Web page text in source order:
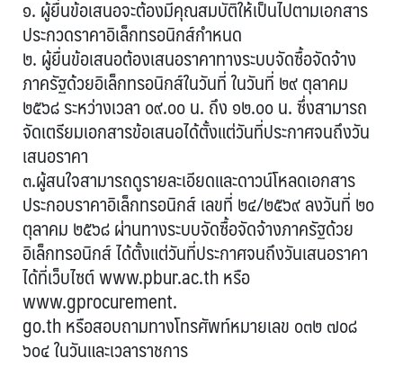
๑. ผู้ยื่นข้อเสนอจะต้องมีคุณสมบัติให้เป็นไปตามเอกสาร
ประกวดราคาอิเล็กทรอนิกส์กำหนด
๒. ผู้ยื่นข้อเสนอต้องเสนอราคาทางระบบจัดซื้อจัดจ้าง
ภาครัฐด้วยอิเล็กทรอนิกส์ในวันที่ ในวันที่ ๒๙ ตุลาคม
๒๕๖๘ ระหว่างเวลา ๐๙.๐๐ น. ถึง ๑๒.๐๐ น. ซึ่งสามารถ
จัดเตรียมเอกสารข้อเสนอได้ตั้งแต่วันที่ประกาศจนถึงวัน
เสนอราคา
๓.ผู้สนใจสามารถดูรายละเอียดและดาวน์โหลดเอกสาร
ประกอบราคาอิเล็กทรอนิกส์ เลขที่ ๒๔/๒๕๖๙ ลงวันที่ ๒๐
ตุลาคม ๒๕๖๘ ผ่านทางระบบจัดซื้อจัดจ้างภาครัฐด้วย
อิเล็กทรอนิกส์ ได้ตั้งแต่วันที่ประกาศจนถึงวันเสนอราคา
ได้ที่เว็บไซต์ www.pbur.ac.th หรือ
www.gprocurement.
go.th หรือสอบถามทางโทรศัพท์หมายเลข ๐๓๒ ๗๐๘
๖๐๔ ในวันและเวลาราชการ